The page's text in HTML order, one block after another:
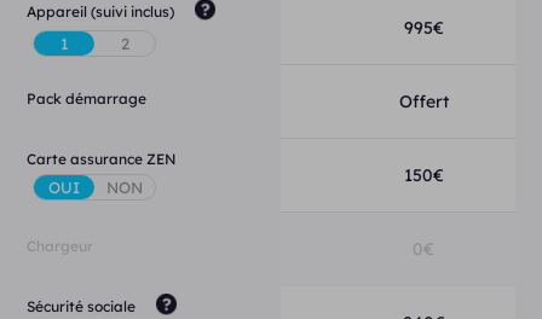
Appareil (suivi inclus)
995€
Pack démarrage Offert
Carte assurance ZEN
150€
Chargeur 0€
Sécurité sociale